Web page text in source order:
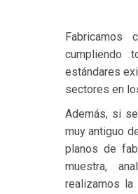
Fabricamos
cumpliendo
estándares
sectores en
Además, si
muy antiguo
planos de
muestra,
realizamos la